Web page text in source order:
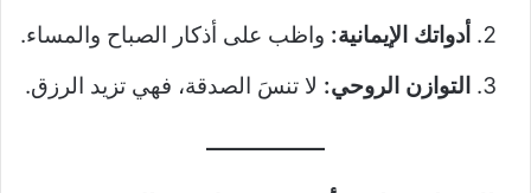
أدواتك الإيمانية: واظب على أذكار الصباح والمساء.
التوازن الروحي: لا تنسَ الصدقة، فهي تزيد الرزق.